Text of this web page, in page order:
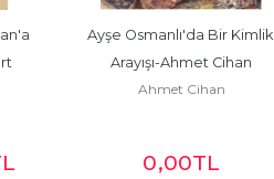
Ayşe Osmanlı'da Bir Kimlik
Arayışı-Ahmet Cihan
Ahmet Cihan
0,00TL